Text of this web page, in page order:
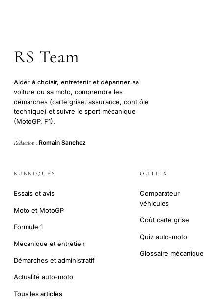
RS Team
Aider à choisir, entretenir et dépanner sa
voiture ou sa moto, comprendre les
démarches (carte grise, assurance, contrôle
technique) et suivre le sport mécanique
(MotoGP, F1).
Rédaction : Romain Sanchez
RUBRIQUES
Essais et avis
Moto et MotoGP
Formule 1
Mécanique et entretien
Démarches et administratif
Actualité auto-moto
Tous les articles
OUTILS
Comparateur
véhicules
Coût carte grise
Quiz auto-moto
Glossaire mécanique